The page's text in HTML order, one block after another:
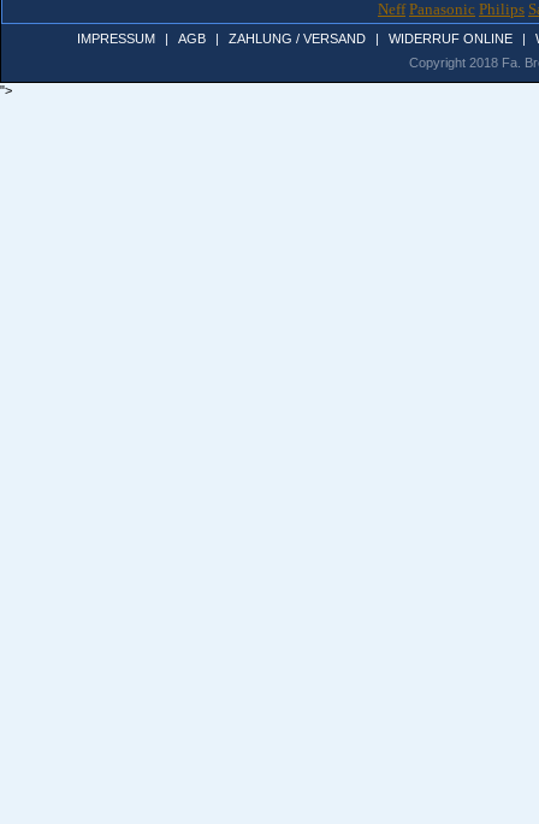
Neff Panasonic Philips
IMPRESSUM | AGB | ZAHLUNG / VERSAND | WIDERRUF ONLINE |
Copyright 2018 Fa.
">